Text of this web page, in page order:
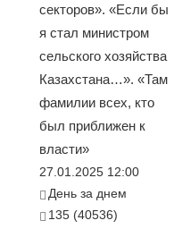
секторов». «Если бы
я стал министром
сельского хозяйства
Казахстана…». «Там
фамилии всех, кто
был приближен к
власти»
27.01.2025 12:00
День за днем
135 (40536)